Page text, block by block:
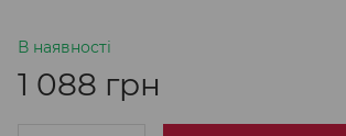
В наявності
1 088 грн